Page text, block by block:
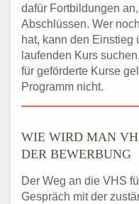
dafür Fortbildungen
Abschlüssen. Wer
hat, kann den Einstieg
laufenden Kurs
für geförderte Kurse
Programm nicht.
WIE WIRD MAN
DER BEWERBUNG
Der Weg an die VHS
Gespräch mit der